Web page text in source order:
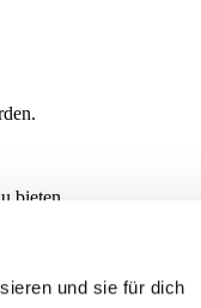
und sie für dich
bieten.